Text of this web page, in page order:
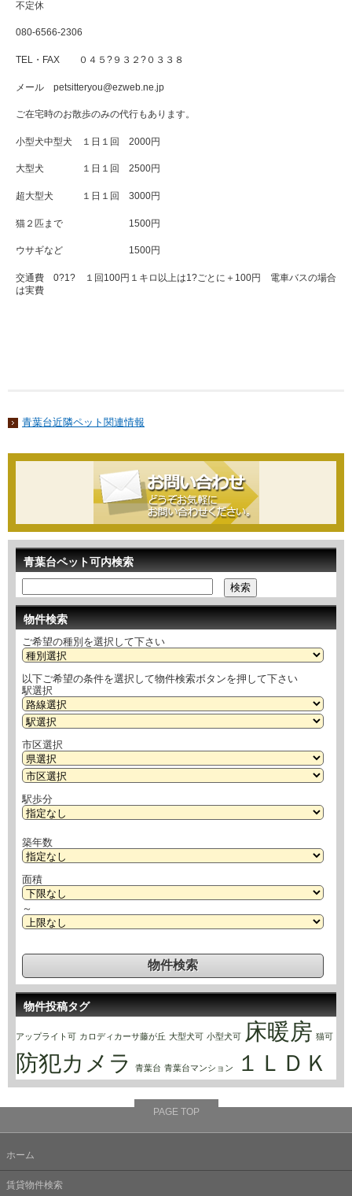
不定休
080-6566-2306
TEL・FAX ０４５?９３２?０３３８
メール petsitteryou@ezweb.ne.jp
ご在宅時のお散歩のみの代行もあります。
小型犬中型犬 １日１回 2000円
大型犬 １日１回 2500円
超大型犬 １日１回 3000円
猫２匹まで 1500円
ウサギなど 1500円
交通費 0?1? １回100円１キロ以上は1?ごとに＋100円 電車バスの場合
は実費
青葉台近隣ペット関連情報
青葉台ペット可内検索
物件検索
ご希望の種別を選択して下さい
以下ご希望の条件を選択して物件検索ボタンを押して下さい
駅選択
市区選択
駅歩分
築年数
面積
～
物件投稿タグ
アップライト可 カロディカーサ藤が丘 大型犬可 小型犬可 床暖房 猫可
防犯カメラ 青葉台 青葉台マンション １ＬＤＫ
PAGE TOP
ホーム
賃貸物件検索